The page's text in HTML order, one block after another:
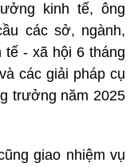
kinh tế, ông
các sở, ngành,
- xã hội 6 tháng
các giải pháp cụ
trưởng năm 2025
giao nhiệm vụ